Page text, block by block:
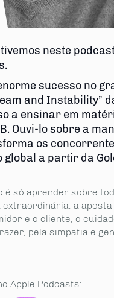
neste
sucesso no
and Instability”
a ensinar em
Ouvi-lo sobre a
os
a partir da
é só aprender sobre
a aposta
e o cliente, o
pela simpatia e
Apple Podcasts: